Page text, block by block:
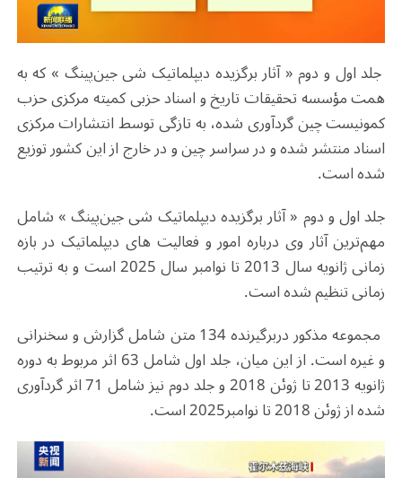
جلد اول و دوم « آثار برگزیده دیپلماتیک شی جین‌پینگ » که به
همت مؤسسه تحقیقات تاریخ و اسناد حزبی کمیته مرکزی حزب
کمونیست چین گردآوری شده، به تازگی توسط انتشارات مرکزی
اسناد منتشر شده و در سراسر چین و در خارج از این کشور توزیع
شده است.
جلد اول و دوم « آثار برگزیده دیپلماتیک شی جین‌پینگ » شامل
مهم‌ترین آثار وی درباره امور و فعالیت های دیپلماتیک در بازه
زمانی ژانویه سال 2013 تا نوامبر سال 2025 است و به ترتیب
زمانی تنظیم شده است.
مجموعه مذکور دربرگیرنده 134 متن شامل گزارش و سخنرانی
و غیره است. از این میان، جلد اول شامل 63 اثر مربوط به دوره‌
ژانویه 2013 تا ژوئن 2018 و جلد دوم نیز شامل 71 اثر گردآوری
شده از ژوئن 2018 تا نوامبر2025 است.